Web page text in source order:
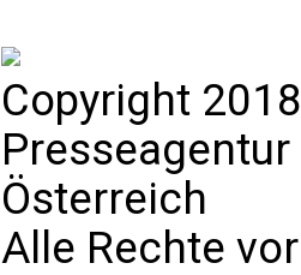
Copyright
Presseagentur
Österreich
Alle Rechte